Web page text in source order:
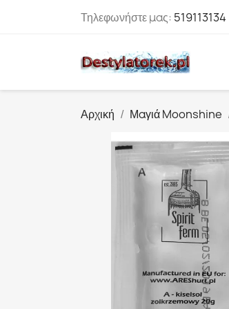
Τηλεφωνήστε μας: 519113134
Αρχική Μαγιά Moonshine